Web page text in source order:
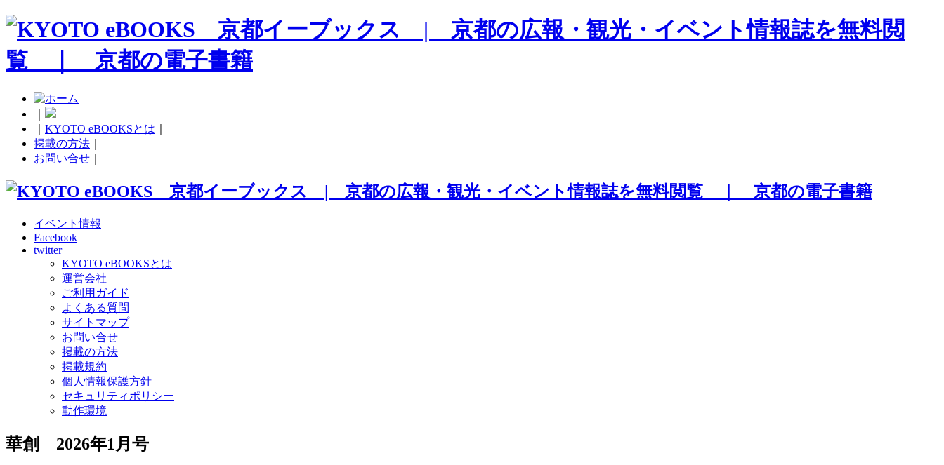
KYOTO eBOOKSとは
掲載の方法
お問い合せ
イベント情報
Facebook
twitter
KYOTO eBOOKSとは
運営会社
ご利用ガイド
よくある質問
サイトマップ
お問い合せ
掲載の方法
掲載規約
個人情報保護方針
セキュリティポリシー
動作環境
華創 2026年1月号